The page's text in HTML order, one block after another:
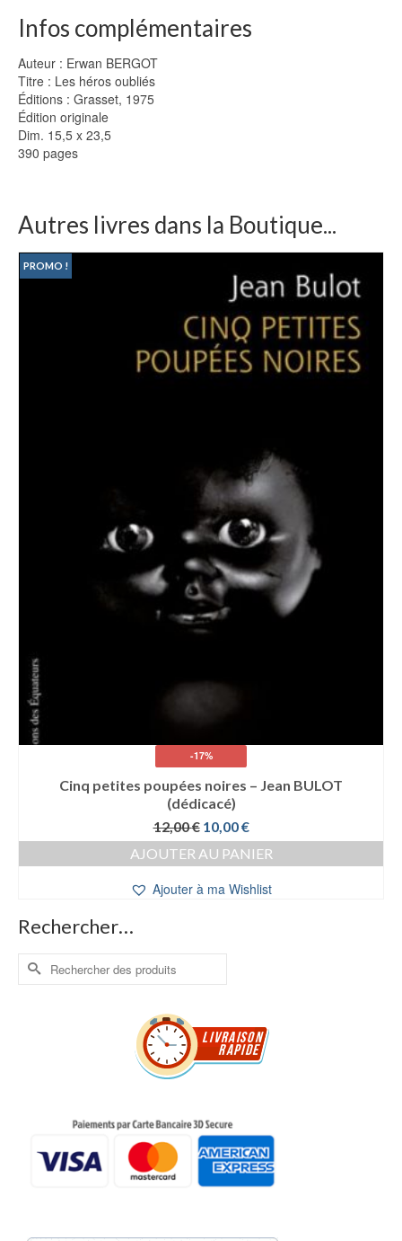
Infos complémentaires
Auteur : Erwan BERGOT
Titre : Les héros oubliés
Éditions : Grasset, 1975
Édition originale
Dim. 15,5 x 23,5
390 pages
Autres livres dans la Boutique...
PROMO !
-17%
Cinq petites poupées noires – Jean BULOT
(dédicacé)
12,00€ Le
prix
initial
12,00 €.
10,00€Le
prix
actuel
10,00 €.
AJOUTER AU PANIER
Ajouter à ma Wishlist
Rechercher…
Rechercher :